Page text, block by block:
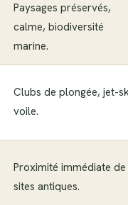
Paysages préservés,
calme, biodiversité
marine.
Clubs de plongée, jet-
voile.
Proximité immédiate de
sites antiques.